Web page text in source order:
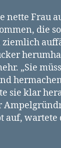
nette Frau
die
ziemlich
„Sie
sie klar
auf, wartete